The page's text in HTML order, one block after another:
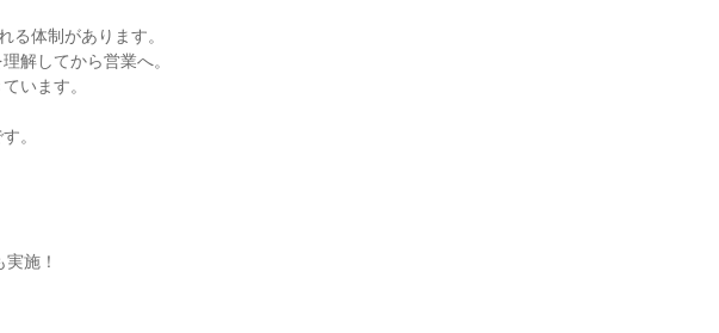
る体制があります。
解してから営業へ。
います。
。
施！